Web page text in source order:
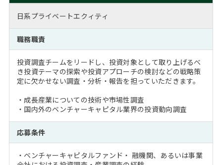
MBA留学生数の推移
インターン受入企業一覧
MBAを生かす求人特集
注目企業インタビュー
Career Talk Live
MBA NETWORKING
ニュースリリース
日系プライベートエクィティ
職務職責
投資調査チームをリードし、投資対象として取り上げるべ
き投資テーマの探索や投資アプローチの検討などの戦略策
定に欠かせない調査・分析・報告を担っていただきます。
・成長産業についての技術や市場性調査
・国内外のベンチャーキャピタル業界の投資動向調査
応募条件
・ベンチャーキャピタルファンド・ 融機関、あるいは事業